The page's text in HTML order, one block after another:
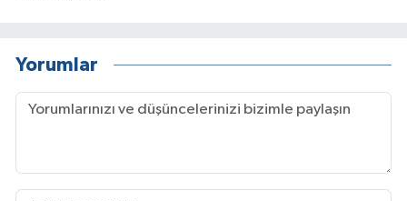
Yorumlar